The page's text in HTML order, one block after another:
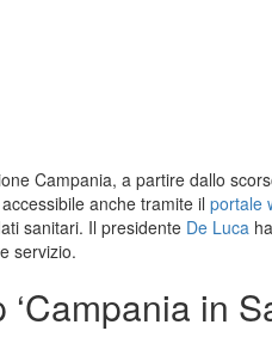
Campania, a partire dallo
accessibile anche tramite il portale
sanitari. Il presidente De Luca
servizio.
‘Campania in